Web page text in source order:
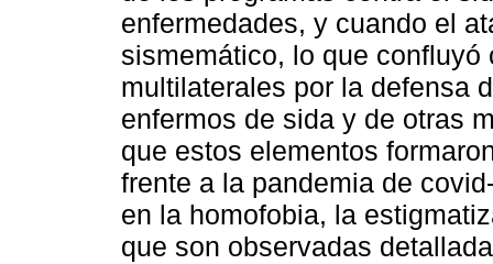
enfermedades, y cuando el
sismemático, lo que
multilaterales por la defensa
enfermos de sida y de otras
que estos elementos
frente a la pandemia de
en la homofobia, la
que son observadas